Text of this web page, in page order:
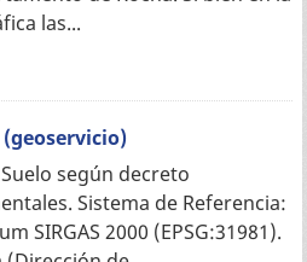
las...
según decreto
Sistema de Referencia:
SIRGAS 2000 (EPSG:31981).